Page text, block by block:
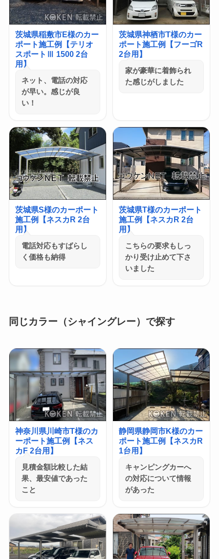
茨城県稲敷市E様のカー
ポート施工例【テリオ
スポートⅢ 1500 2台
用】
ネット、電話の対応
が早い。感じが良
い！
茨城県神栖市T様のカー
ポート施工例【フーゴR
2台用】
家が豪華に着飾られ
た感じがしました
茨城県S様のカーポート
施工例【ネスカR 2台
用】
電話対応もすばらし
く価格も納得
茨城県T様のカーポート
施工例【ネスカR 2台
用】
こちらの要求もしっ
かり受け止めて下さ
いました
同じカラー（シャイングレー）で探す
神奈川県川崎市T様のカ
ーポート施工例【ネス
カF 2台用】
見積金額比較した結
果、最安値であった
こと
静岡県静岡市K様のカー
ポート施工例【ネスカR
1台用】
キャンピングカーへ
の対応について情報
があった